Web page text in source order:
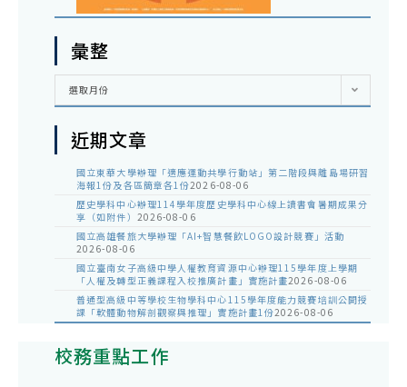
彙整
彙
選取月份
近期文章
國立東華大學辦理「適應運動共學行動站」第二階段與離島場研習
海報1份及各區簡章各1份2026-08-06
歷史學科中心辦理114學年度歷史學科中心線上讀書會暑期成果分
享（如附件） 2026-08-06
國立高雄餐旅大學辦理「AI+智慧餐飲LOGO設計競賽」活動
2026-08-06
國立臺南女子高級中學人權教育資源中心辦理115學年度上學期
「人權及轉型正義課程入校推廣計畫」實施計畫2026-08-06
普通型高級中等學校生物學科中心115學年度能力競賽培訓公開授
課「軟體動物解剖觀察與推理」實施計畫1份2026-08-06
校務重點工作